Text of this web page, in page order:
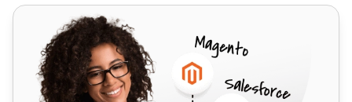
Instagram